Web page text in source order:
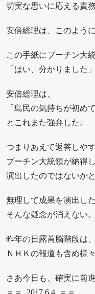
切実な思いに応える責
安倍総理は、このように
この手紙にプーチン大
「はい、分かりました
安倍総理は、
「島民の気持ちが初め
とこれまた強弁した。
つまりあえて返答しや
プーチン大統領が納得
演出したのではないか
無理して成果を演出した
そんな疑念が消えない。
昨年の日露首脳階段は、
ＮＨＫの報道も含め様
さあ今日も、確実に前
＝＝ 2017.6.4 ＝＝